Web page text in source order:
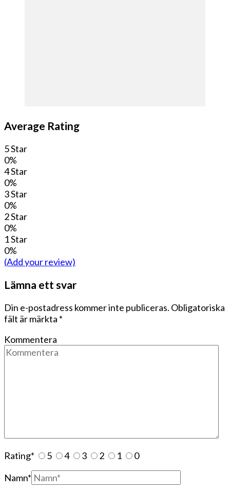
Average Rating
5 Star
0%
4 Star
0%
3 Star
0%
2 Star
0%
1 Star
0%
(Add your review)
Lämna ett svar
Din e-postadress kommer inte publiceras. Obligatoriska
fält är märkta *
Kommentera
Rating* 5 4 3 2 1
0
Namn*